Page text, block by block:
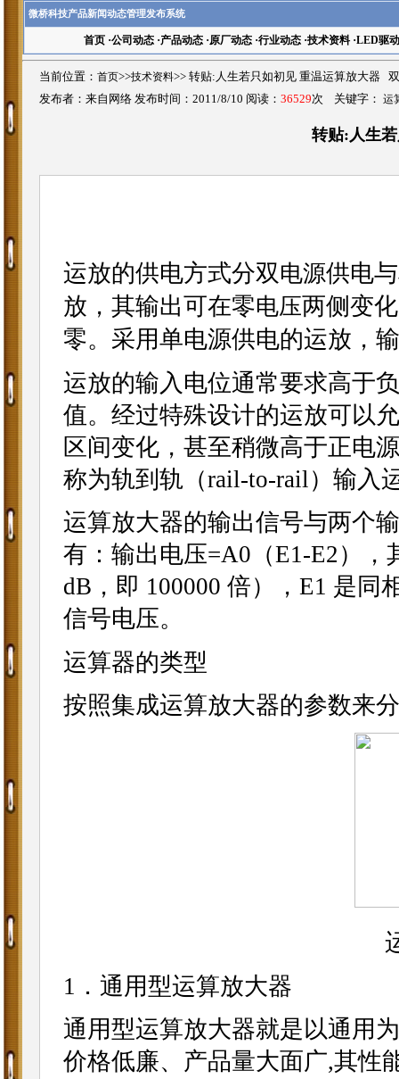
微桥科技产品新闻动态管理发布系统
首页·公司动态·产品动态·原厂动态·行业动态·技术资料·LED驱动
当前位置： 首页>>技术资料>> 转贴:人生若只如初见 重温运算放大器
发布者：来自网络 发布时间：2011/8/10 阅读： 36529次 关键字： 运
转贴:人生
运放的供电方式分双电源供电
放，其输出可在零电压两侧变
零。采用单电源供电的运放，
运放的输入电位通常要求高于
值。经过特殊设计的运放可以
区间变化，甚至稍微高于正电
称为轨到轨（rail-to-rail）输入
运算放大器的输出信号与两个
有：输出电压=A0（E1-E2）
dB，即 100000 倍），E1 是同
信号电压。
运算器的类型
按照集成运算放大器的参数来
1．通用型运算放大器
通用型运算放大器就是以通用
价格低廉、产品量大面广,其性